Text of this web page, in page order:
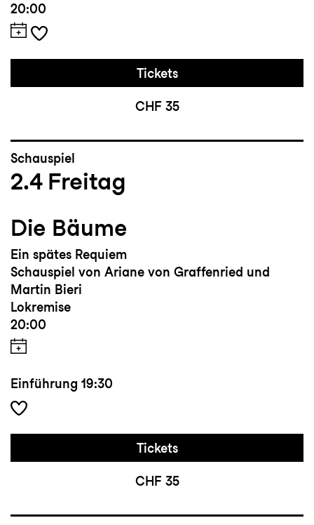
20:00
Tickets
CHF 35
Schauspiel
2.4 Freitag
Die Bäume
Ein spätes Requiem
Schauspiel von Ariane von Graffenried und
Martin Bieri
Lokremise
20:00
Einführung 19:30
Tickets
CHF 35